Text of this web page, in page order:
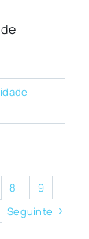
8
9
Seguinte